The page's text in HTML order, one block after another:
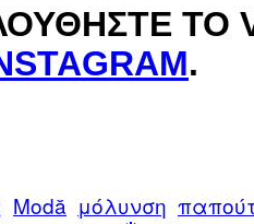
ΤΟ
.
Μodă μόλυνση